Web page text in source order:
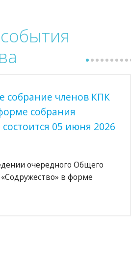
собрание членов КПК
собрания
05 июня 2026
очередного Общего
в форме